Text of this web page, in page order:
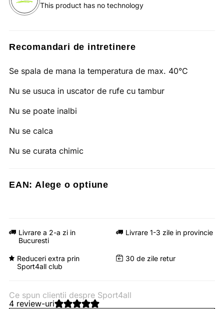
This product has no technology
Recomandari de intretinere
Se spala de mana la temperatura de max. 40°C
Nu se usuca in uscator de rufe cu tambur
Nu se poate inalbi
Nu se calca
Nu se curata chimic
EAN: Alege o optiune
Livrare a 2-a zi in
Bucuresti
Livrare 1-3 zile in provincie
Reduceri extra prin
Sport4all club
30 de zile retur
Ce spun clientii despre Sport4all
4 review-uri